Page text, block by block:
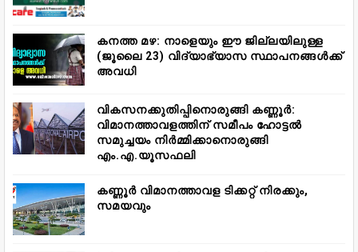
കനത്ത മഴ: നാളെയും ഈ ജില്ലയിലുള്ള
(ജൂലൈ 23) വിദ്യാഭ്യാസ സ്ഥാപനങ്ങൾക്ക്
അവധി
വികസനക്കുതിപ്പിനൊരുങ്ങി കണ്ണൂർ:
വിമാനത്താവളത്തിന് സമീപം ഹോട്ടൽ
സമുച്ചയം നിർമ്മിക്കാനൊരുങ്ങി
എം.എ.യൂസഫലി
കണ്ണൂർ വിമാനത്താവള ടിക്കറ്റ് നിരക്കും,
സമയവും